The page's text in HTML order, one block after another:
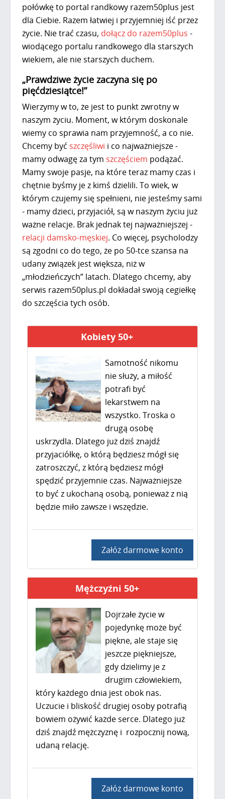
połówkę to portal randkowy razem50plus jest
dla Ciebie. Razem łatwiej i przyjemniej iść przez
życie. Nie trać czasu, dołącz do razem50plus -
wiodącego portalu randkowego dla starszych
wiekiem, ale nie starszych duchem.
„Prawdziwe życie zaczyna się po
pięćdziesiątce!”
Wierzymy w to, że jest to punkt zwrotny w
naszym życiu. Moment, w którym doskonale
wiemy co sprawia nam przyjemność, a co nie.
Chcemy być szczęśliwi i co najważniejsze -
mamy odwagę za tym szczęściem podążać.
Mamy swoje pasje, na które teraz mamy czas i
chętnie byśmy je z kimś dzielili. To wiek, w
którym czujemy się spełnieni, nie jesteśmy sami
- mamy dzieci, przyjaciół, są w naszym życiu już
ważne relacje. Brak jednak tej najważniejszej -
relacji damsko-męskiej. Co więcej, psycholodzy
są zgodni co do tego, że po 50-tce szansa na
udany związek jest większa, niż w
„młodzieńczych” latach. Dlatego chcemy, aby
serwis razem50plus.pl dokładał swoją cegiełkę
do szczęścia tych osób.
Kobiety 50+
Samotność nikomu
nie służy, a miłość
potrafi być
lekarstwem na
wszystko. Troska o
drugą osobę
uskrzydla. Dlatego już dziś znajdź
przyjaciółkę, o którą będziesz mógł się
zatroszczyć, z którą będziesz mógł
spędzić przyjemnie czas. Najważniejsze
to być z ukochaną osobą, ponieważ z nią
będzie miło zawsze i wszędzie.
Załóż darmowe konto
Mężczyźni 50+
Dojrzałe życie w
pojedynkę może być
piękne, ale staje się
jeszcze piękniejsze,
gdy dzielimy je z
drugim człowiekiem,
który każdego dnia jest obok nas.
Uczucie i bliskość drugiej osoby potrafią
bowiem ożywić każde serce. Dlatego już
dziś znajdź mężczyznę i rozpocznij nową,
udaną relację.
Załóż darmowe konto